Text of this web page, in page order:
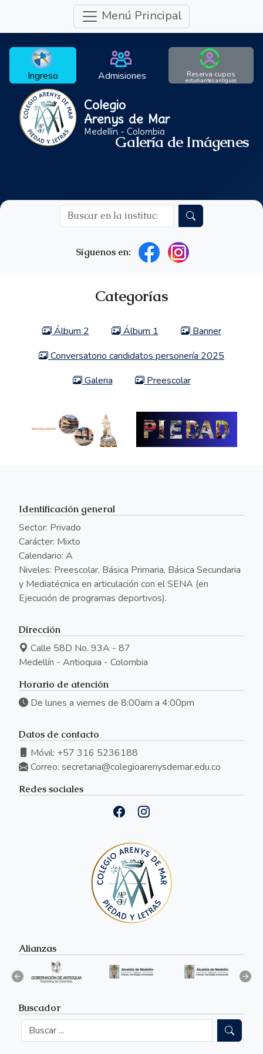
Menú Principal
Ingreso Admisiones Reserva cupos
estudiantes antiguos
Colegio
Arenys de Mar
Medellín - Colombia
Galería de Imágenes
Síguenos en:
Categorías
Álbum 2 Álbum 1
Banner
Conversatorio candidatos personería 2025
Galeria
Preescolar
Identificación general
Sector: Privado
Carácter: Mixto
Calendario: A
Niveles: Preescolar, Básica Primaria, Básica Secundaria
y Mediatécnica en articulación con el SENA (en
Ejecución de programas deportivos).
Dirección
Calle 58D No. 93A - 87
Medellín - Antioquia - Colombia
Horario de atención
De lunes a viernes de 8:00am a 4:00pm
Datos de contacto
Móvil: +57 316 5236188
Correo: secretaria@colegioarenysdemar.edu.co
Redes sociales
Alianzas
Buscador